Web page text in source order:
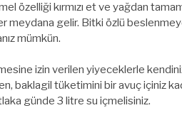
özelliği kırmızı et ve yağdan
meydana gelir. Bitki özlü
mümkün.
izin verilen yiyeceklerle
baklagil tüketimini bir avuç içiniz
günde 3 litre su içmelisiniz.